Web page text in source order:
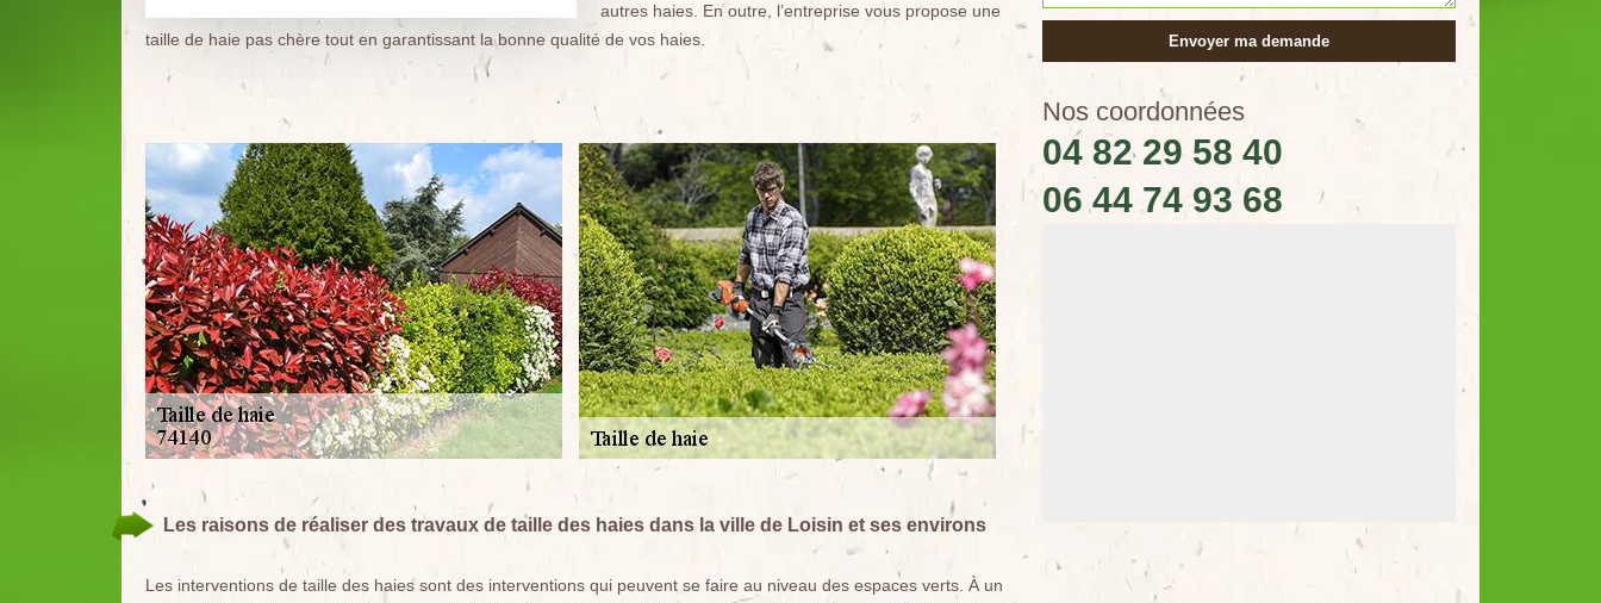
autres haies. En outre, l’entreprise vous propose une
taille de haie pas chère tout en garantissant la bonne qualité de vos haies.
Les raisons de réaliser des travaux de taille des haies dans la ville de Loisin et ses environs
Les interventions de taille des haies sont des interventions qui peuvent se faire au niveau des espaces verts. À un
Nos coordonnées
04 82 29 58 40
06 44 74 93 68